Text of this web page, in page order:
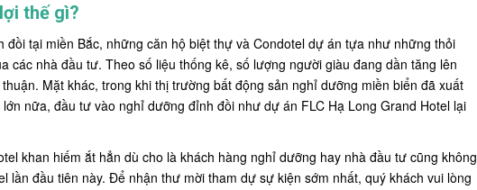
thế gì?
tại miền Bắc, những căn hộ biệt thự và Condotel dự án tựa như những thỏi
các nhà đầu tư. Theo số liệu thống kê, số lượng người giàu đang dần tăng lên
Mặt khác, trong khi thị trường bất động sản nghỉ dưỡng miền biển đã xuất
nữa, đầu tư vào nghỉ dưỡng đỉnh đồi như dự án FLC Hạ Long Grand Hotel lại
khan hiếm ắt hẳn dù cho là khách hàng nghỉ dưỡng hay nhà đầu tư cũng không
lần đầu tiên này. Để nhận thư mời tham dự sự kiện sớm nhất, quý khách vui lòng